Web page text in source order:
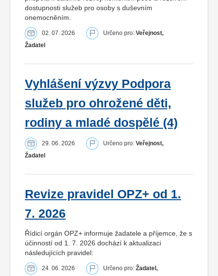
dostupnosti služeb pro osoby s duševním
onemocněním.
02. 07. 2026 Určeno pro: Veřejnost,
Žadatel
Vyhlášení výzvy Podpora
služeb pro ohrožené děti,
rodiny a mladé dospělé (4)
29. 06. 2026 Určeno pro: Veřejnost,
Žadatel
Revize pravidel OPZ+ od 1.
7. 2026
Řídicí orgán OPZ+ informuje žadatele a příjemce, že s
účinností od 1. 7. 2026 dochází k aktualizaci
následujících pravidel:
24. 06. 2026 Určeno pro: Žadatel,